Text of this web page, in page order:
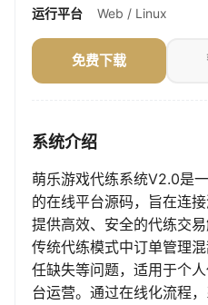
运行平台
Web / Linux
免费下载
系统介绍
萌乐游戏代练系统V2.0是
的在线平台源码，旨在连
提供高效、安全的代练交
传统代练模式中订单管理
任缺失等问题，适用于个
台运营。通过在线化流程